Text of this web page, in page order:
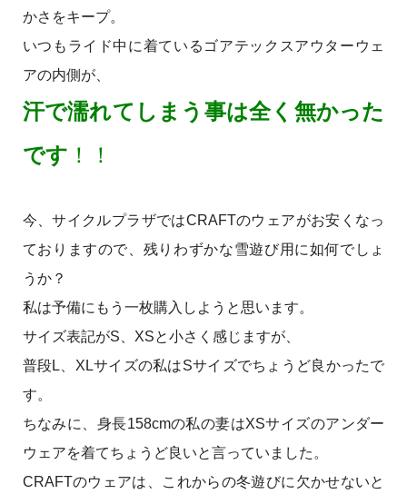
かさをキープ。
いつもライド中に着ているゴアテックスアウターウェ
アの内側が、
汗で濡れてしまう事は全く無かった
です ！！
今、サイクルプラザではCRAFTのウェアがお安くなっ
ておりますので、残りわずかな雪遊び用に如何でしょ
うか？
私は予備にもう一枚購入しようと思います。
サイズ表記がS、XSと小さく感じますが、
普段L、XLサイズの私はSサイズでちょうど良かったで
す。
ちなみに、身長158cmの私の妻はXSサイズのアンダー
ウェアを着てちょうど良いと言っていました。
CRAFTのウェアは、これからの冬遊びに欠かせないと